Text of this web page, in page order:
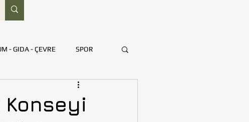
- GIDA - ÇEVRE SPOR